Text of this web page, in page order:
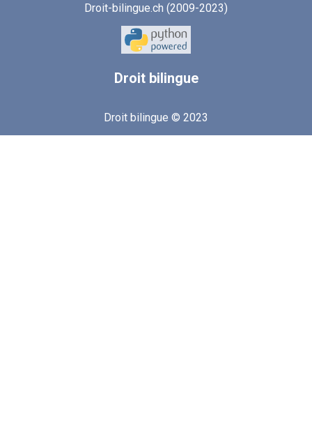
Droit-bilingue.ch (2009-2023)
Droitbilingue
Droit bilingue © 2023